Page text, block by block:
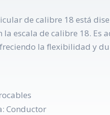
de calibre 18 está
la escala de calibre 18. Es
la flexibilidad y
Conductor